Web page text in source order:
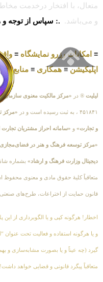
متعال، با افتخار درخدمت
و می‌باشد. .: سپاس از توجه و
≡ امکانات رزرو نمایشگاه ≡
اپلیکیشن≡همکاری ≡
لیلیت ® در «مرکز مالکیت معنوی سازمان
۴۵۱۸۴۱ ، به ثبت رسیده است و در «مرکز
و تجارت» و «سامانه احراز مشتریان تجارت
«مرکز توسعه فرهنگ و هنر در
دیجیتال وزارت فرهنگ و ارشاد»
متعاقباً کلیهٔ حقوق مادی و معنوی محفوظ
قانون حمایت از اختراعات، طرح‌های صنعتی
اخطار! هرگونه کپی و یا الگوبرداری از
و یا هرگونه استفاده و فعالیت تحت عنوان
گیرد (چه عیناً و یا بصورت مشابه‌سازی و
متعاقباً پیگرد قانونی و قضایی خواهد داشت!